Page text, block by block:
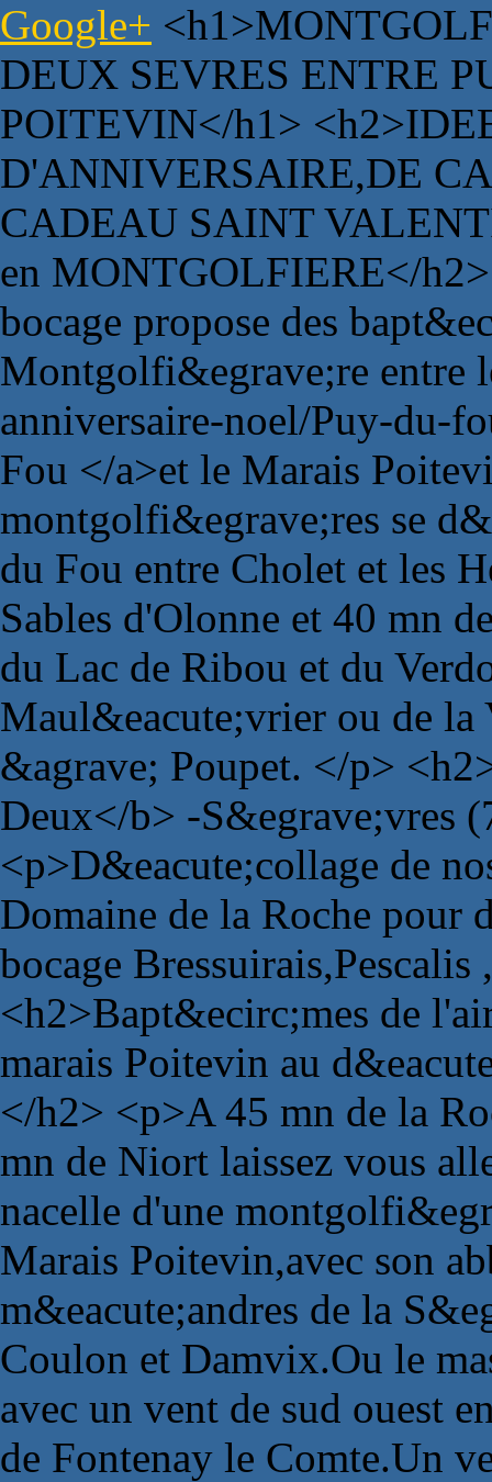
Google+
DEUX SEVRES ENTRE
POITEVIN</h1>
D'ANNIVERSAIRE,DE
CADEAU SAINT
en MONTGOLFIERE</
bocage propose des
Montgolfi&egrave;re entre
anniversaire-noel/Puy-du-
Fou </a>et le Marais
montgolfi&egrave;res se
du Fou entre Cholet et les
Sables d'Olonne et 40 mn
du Lac de Ribou et du
Maul&eacute;vrier ou de la
&agrave; Poupet. </p>
Deux</b> -S&egrave;vres
<p>D&eacute;collage de
Domaine de la Roche pour
bocage
<h2>Bapt&ecirc;mes de
marais Poitevin au
</h2> <p>A 45 mn de la
mn de Niort laissez vous
nacelle d'une
Marais Poitevin,avec son
m&eacute;andres de la
Coulon et Damvix.Ou le
avec un vent de sud ouest
de Fontenay le Comte.Un